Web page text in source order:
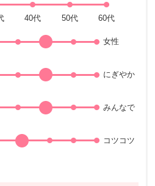
女性
にぎやか
みんなで
コツコツ